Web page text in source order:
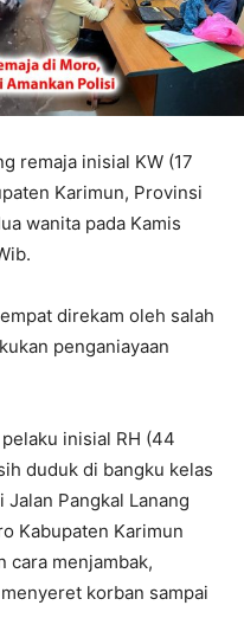
remaja inisial KW (17
Karimun, Provinsi
wanita pada Kamis
direkam oleh salah
penganiayaan
inisial RH (44
duduk di bangku kelas
Pangkal Lanang
Kabupaten Karimun
cara menjambak,
korban sampai